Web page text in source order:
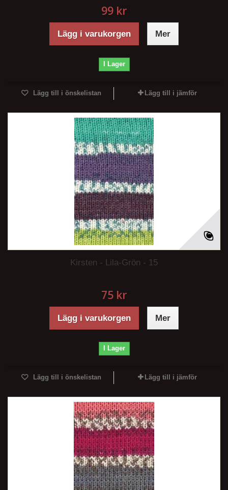
99 kr
Lägg i varukorgen Mer
I Lager
Lägg till i önskelistan Lägg till i jämför
Kirsten - Lila-Grön - 15
75 kr
Lägg i varukorgen Mer
I Lager
Lägg till i önskelistan Lägg till i jämför